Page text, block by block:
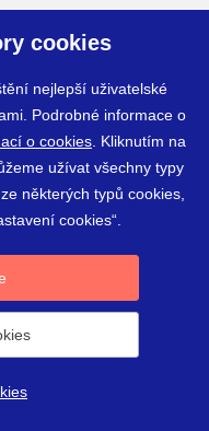
s námi
cookies
nejlepší uživatelské
Podrobné informace o
o cookies . Kliknutím na
užívat všechny typy
některých typů cookies,
cookies“.